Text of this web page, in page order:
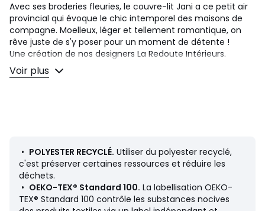
Avec ses broderies fleuries, le couvre-lit Jani a ce petit air
provincial qui évoque le chic intemporel des maisons de
compagne. Moelleux, léger et tellement romantique, on
rêve juste de s'y poser pour un moment de détente !
Une création de nos designers La Redoute Intérieurs.
Le coton fait partie de notre quotidien. On l'aime pour sa
souplesse et sa douceur.
• Recto imprimé rayures et broderies fleurs
• Verso imprimé rayures
• Finition biais plat contrastant
Entretien
• Lavable à 40°
Voir plus
• POLYESTER RECYCLÉ. Utiliser du polyester recyclé,
c'est préserver certaines ressources et réduire les
déchets.
• OEKO-TEX® Standard 100. La labellisation OEKO-
TEX® Standard 100 contrôle les substances nocives